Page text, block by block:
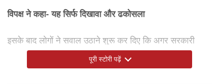
विपक्ष ने कहा- यह सिर्फ दिखावा और ढकोसला
इसके बाद लोगों ने सवाल उठाने शुरू कर दिए कि अगर सरकारी
वाहन खाली ही पटना से जमुई आया, तो फिर ईंधन की बचत कैसे
पूरी स्टोरी पढ़ें